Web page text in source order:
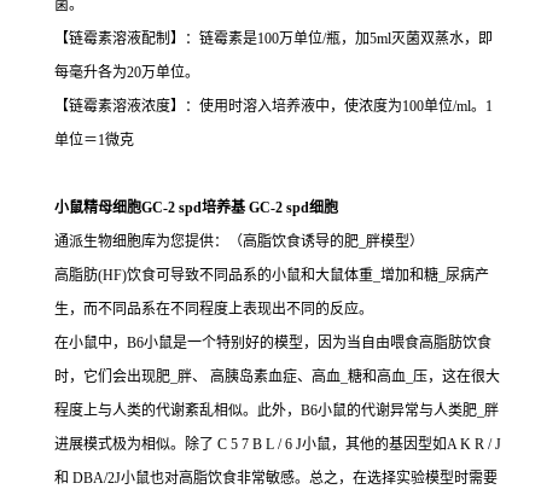
菌。
【链霉素溶液配制】：链霉素是100万单位/瓶，加5ml灭菌双蒸水，即
每毫升各为20万单位。
【链霉素溶液浓度】：使用时溶入培养液中，使浓度为100单位/ml。1
单位＝1微克
小鼠精母细胞GC-2 spd培养基 GC-2 spd细胞
通派生物细胞库为您提供：（高脂饮食诱导的肥_胖模型）
高脂肪(HF)饮食可导致不同品系的小鼠和大鼠体重_增加和糖_尿病产
生，而不同品系在不同程度上表现出不同的反应。
在小鼠中，B6小鼠是一个特别好的模型，因为当自由喂食高脂肪饮食
时，它们会出现肥_胖、 高胰岛素血症、高血_糖和高血_压，这在很大
程度上与人类的代谢紊乱相似。此外，B6小鼠的代谢异常与人类肥_胖
进展模式极为相似。除了 C 5 7 B L / 6 J小鼠，其他的基因型如A K R / J
和 DBA/2J小鼠也对高脂饮食非常敏感。总之，在选择实验模型时需要